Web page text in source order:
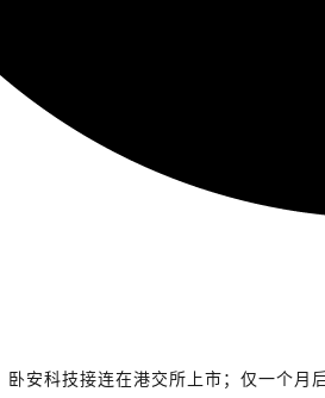
卧安科技接连在港交所上市；仅一个月